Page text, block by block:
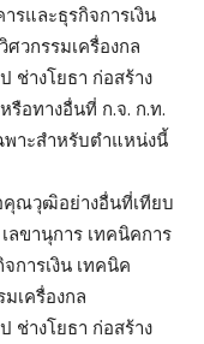
รและธุรกิจการเงิน
วกรรมเครื่องกล
ช่างโยธา ก่อสร้าง
รือทางอื่นที่ ก.จ. ก.ท.
าะสำหรับตำแหน่งนี้
คุณวุฒิอย่างอื่นที่เทียบ
ขานุการ เทคนิคการ
การเงิน เทคนิค
เครื่องกล
ช่างโยธา ก่อสร้าง